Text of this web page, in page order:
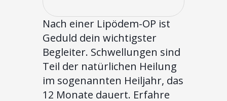
Nach einer Lipödem-OP ist
Geduld dein wichtigster
Begleiter. Schwellungen sind
Teil der natürlichen Heilung
im sogenannten Heiljahr, das
12 Monate dauert. Erfahre